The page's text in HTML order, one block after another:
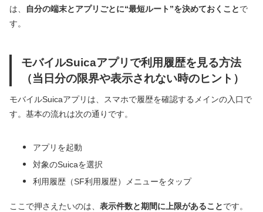
は、
自分の端末とアプリごとに“最短ルート”を決めておくことで
す。
モバイルSuicaアプリで利用履歴を見る方法
（当日分の限界や表示されない時のヒント）
モバイルSuicaアプリは、スマホで履歴を確認するメインの入口で
す。基本の流れは次の通りです。
アプリを起動
対象のSuicaを選択
利用履歴（SF利用履歴）メニューをタップ
ここで押さえたいのは、 表示件数と期間に上限があることです。